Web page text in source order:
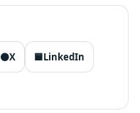
⚫X 🟦LinkedIn